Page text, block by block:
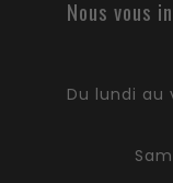
Nous vous
Du lundi au